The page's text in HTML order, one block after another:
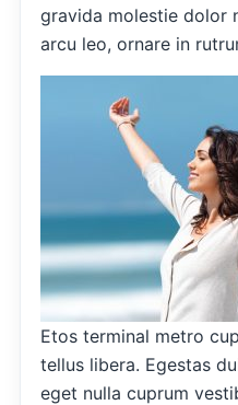
gravida molestie dolor
arcu leo, ornare in
Etos terminal metro
tellus libera. Egestas
eget nulla cuprum